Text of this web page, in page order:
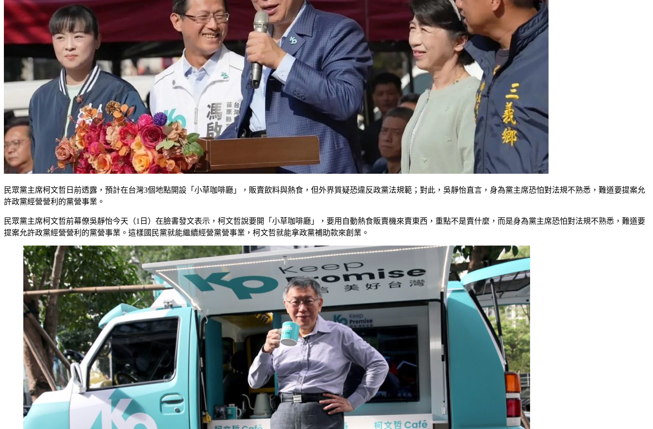
民眾黨主席柯文哲日前透露，預計在台灣3個地點開設「小草咖啡廳」，販賣飲料與熱食，但外界質疑恐違反政黨法規範；對此，吳靜怡直言，身為黨主席恐怕對法規不熟悉，難道要提案允
許政黨經營營利的黨營事業。
民眾黨主席柯文哲前幕僚吳靜怡今天（1日）在臉書發文表示，柯文哲說要開「小草咖啡廳」，要用自動熱食販賣機來賣東西，重點不是賣什麼，而是身為黨主席恐怕對法規不熟悉，難道要
提案允許政黨經營營利的黨營事業。這樣國民黨就能繼續經營黨營事業，柯文哲就能拿政黨補助款來創業。